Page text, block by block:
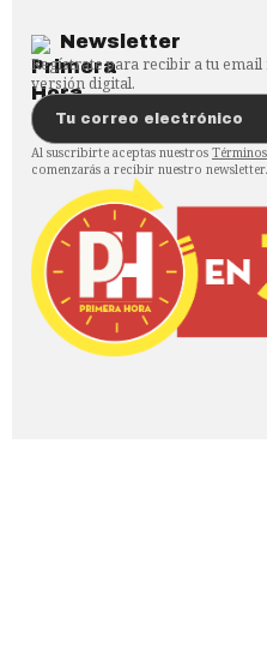
Newsletter
Regístrate para recibir a tu
versión digital.
Al suscribirte aceptas nuestros Términos
comenzarás a recibir nuestro newsletter.